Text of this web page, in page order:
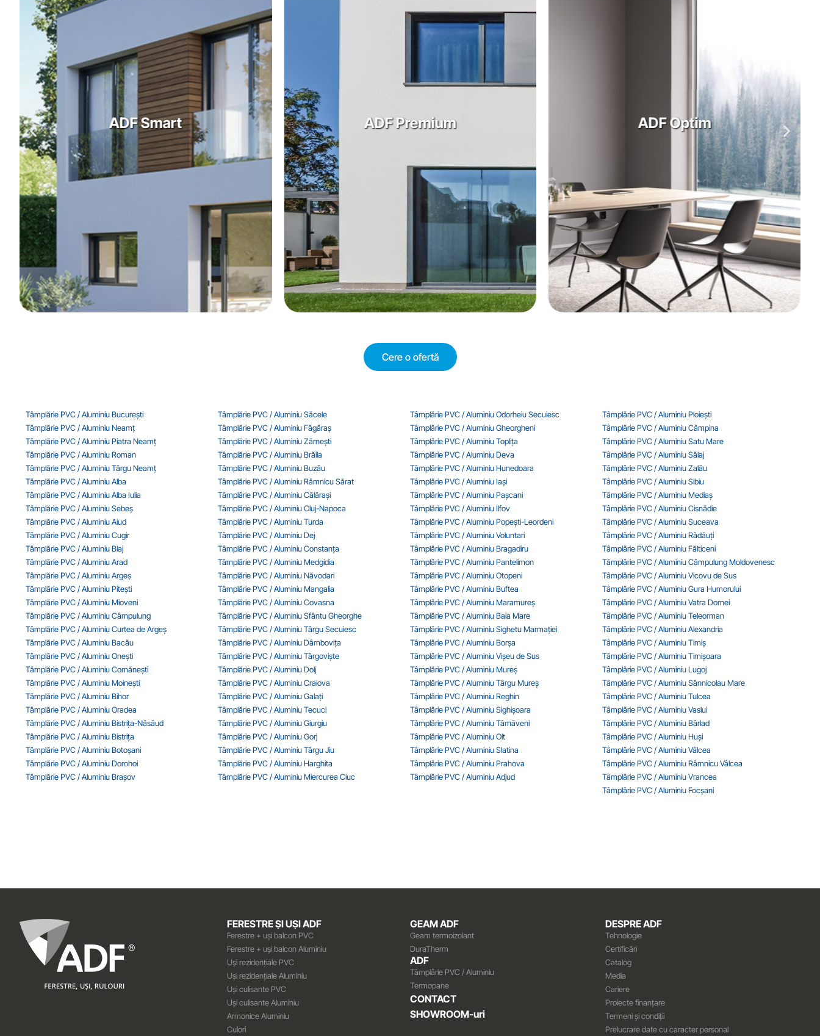
ADF Premium ADF Optim ADF Smart Alu
Cere o ofertă
Tâmplărie PVC / Aluminiu București
Tâmplărie PVC / Aluminiu Neamț
Tâmplărie PVC / Aluminiu Piatra Neamț
Tâmplărie PVC / Aluminiu Roman
Tâmplărie PVC / Aluminiu Târgu Neamț
Tâmplărie PVC / Aluminiu Alba
Tâmplărie PVC / Aluminiu Alba Iulia
Tâmplărie PVC / Aluminiu Sebeș
Tâmplărie PVC / Aluminiu Aiud
Tâmplărie PVC / Aluminiu Cugir
Tâmplărie PVC / Aluminiu Blaj
Tâmplărie PVC / Aluminiu Arad
Tâmplărie PVC / Aluminiu Argeș
Tâmplărie PVC / Aluminiu Pitești
Tâmplărie PVC / Aluminiu Mioveni
Tâmplărie PVC / Aluminiu Câmpulung
Tâmplărie PVC / Aluminiu Curtea de Argeș
Tâmplărie PVC / Aluminiu Bacău
Tâmplărie PVC / Aluminiu Onești
Tâmplărie PVC / Aluminiu Comănești
Tâmplărie PVC / Aluminiu Moinești
Tâmplărie PVC / Aluminiu Bihor
Tâmplărie PVC / Aluminiu Oradea
Tâmplărie PVC / Aluminiu Bistrița-Năsăud
Tâmplărie PVC / Aluminiu Bistrița
Tâmplărie PVC / Aluminiu Botoșani
Tâmplărie PVC / Aluminiu Dorohoi
Tâmplărie PVC / Aluminiu Brașov
Tâmplărie PVC / Aluminiu Săcele
Tâmplărie PVC / Aluminiu Făgăraș
Tâmplărie PVC / Aluminiu Zărnești
Tâmplărie PVC / Aluminiu Brăila
Tâmplărie PVC / Aluminiu Buzău
Tâmplărie PVC / Aluminiu Râmnicu Sărat
Tâmplărie PVC / Aluminiu Călărași
Tâmplărie PVC / Aluminiu Cluj-Napoca
Tâmplărie PVC / Aluminiu Turda
Tâmplărie PVC / Aluminiu Dej
Tâmplărie PVC / Aluminiu Constanța
Tâmplărie PVC / Aluminiu Medgidia
Tâmplărie PVC / Aluminiu Năvodari
Tâmplărie PVC / Aluminiu Mangalia
Tâmplărie PVC / Aluminiu Covasna
Tâmplărie PVC / Aluminiu Sfântu Gheorghe
Tâmplărie PVC / Aluminiu Târgu Secuiesc
Tâmplărie PVC / Aluminiu Dâmbovița
Tâmplărie PVC / Aluminiu Târgoviște
Tâmplărie PVC / Aluminiu Dolj
Tâmplărie PVC / Aluminiu Craiova
Tâmplărie PVC / Aluminiu Galați
Tâmplărie PVC / Aluminiu Tecuci
Tâmplărie PVC / Aluminiu Giurgiu
Tâmplărie PVC / Aluminiu Gorj
Tâmplărie PVC / Aluminiu Târgu Jiu
Tâmplărie PVC / Aluminiu Harghita
Tâmplărie PVC / Aluminiu Miercurea Ciuc
Tâmplărie PVC / Aluminiu Odorheiu Secuiesc
Tâmplărie PVC / Aluminiu Gheorgheni
Tâmplărie PVC / Aluminiu Toplița
Tâmplărie PVC / Aluminiu Deva
Tâmplărie PVC / Aluminiu Hunedoara
Tâmplărie PVC / Aluminiu Iași
Tâmplărie PVC / Aluminiu Pașcani
Tâmplărie PVC / Aluminiu Ilfov
Tâmplărie PVC / Aluminiu Popești-Leordeni
Tâmplărie PVC / Aluminiu Voluntari
Tâmplărie PVC / Aluminiu Bragadiru
Tâmplărie PVC / Aluminiu Pantelimon
Tâmplărie PVC / Aluminiu Otopeni
Tâmplărie PVC / Aluminiu Buftea
Tâmplărie PVC / Aluminiu Maramureș
Tâmplărie PVC / Aluminiu Baia Mare
Tâmplărie PVC / Aluminiu Sighetu Marmației
Tâmplărie PVC / Aluminiu Borșa
Tâmplărie PVC / Aluminiu Vișeu de Sus
Tâmplărie PVC / Aluminiu Mureș
Tâmplărie PVC / Aluminiu Târgu Mureș
Tâmplărie PVC / Aluminiu Reghin
Tâmplărie PVC / Aluminiu Sighișoara
Tâmplărie PVC / Aluminiu Târnăveni
Tâmplărie PVC / Aluminiu Olt
Tâmplărie PVC / Aluminiu Slatina
Tâmplărie PVC / Aluminiu Prahova
Tâmplărie PVC / Aluminiu Adjud
Tâmplărie PVC / Aluminiu Ploiești
Tâmplărie PVC / Aluminiu Câmpina
Tâmplărie PVC / Aluminiu Satu Mare
Tâmplărie PVC / Aluminiu Sălaj
Tâmplărie PVC / Aluminiu Zalău
Tâmplărie PVC / Aluminiu Sibiu
Tâmplărie PVC / Aluminiu Mediaș
Tâmplărie PVC / Aluminiu Cisnădie
Tâmplărie PVC / Aluminiu Suceava
Tâmplărie PVC / Aluminiu Rădăuți
Tâmplărie PVC / Aluminiu Fălticeni
Tâmplărie PVC / Aluminiu Câmpulung Moldovenesc
Tâmplărie PVC / Aluminiu Vicovu de Sus
Tâmplărie PVC / Aluminiu Gura Humorului
Tâmplărie PVC / Aluminiu Vatra Dornei
Tâmplărie PVC / Aluminiu Teleorman
Tâmplărie PVC / Aluminiu Alexandria
Tâmplărie PVC / Aluminiu Timiș
Tâmplărie PVC / Aluminiu Timișoara
Tâmplărie PVC / Aluminiu Lugoj
Tâmplărie PVC / Aluminiu Sânnicolau Mare
Tâmplărie PVC / Aluminiu Tulcea
Tâmplărie PVC / Aluminiu Vaslui
Tâmplărie PVC / Aluminiu Bârlad
Tâmplărie PVC / Aluminiu Huși
Tâmplărie PVC / Aluminiu Vâlcea
Tâmplărie PVC / Aluminiu Râmnicu Vâlcea
Tâmplărie PVC / Aluminiu Vrancea
Tâmplărie PVC / Aluminiu Focșani
FERESTRE ȘI UȘI ADF
Ferestre + uși balcon PVC
Ferestre + uși balcon Aluminiu
Uși rezidențiale PVC
Uși rezidențiale Aluminiu
Uși culisante PVC
Uși culisante Aluminiu
Armonice Aluminiu
Culori
GEAM ADF
Geam termoizolant
DuraTherm
ADF
Tâmplărie PVC / Aluminiu
Termopane
CONTACT
SHOWROOM-uri
DESPRE ADF
Tehnologie
Certificări
Catalog
Media
Cariere
Proiecte finanțare
Termeni și condiții
Prelucrare date cu caracter personal